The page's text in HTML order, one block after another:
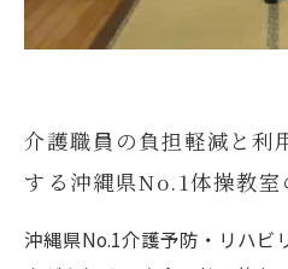
介護職員の負担軽減と利
する沖縄県No.1体操教室
沖縄県No.1介護予防・リハビ